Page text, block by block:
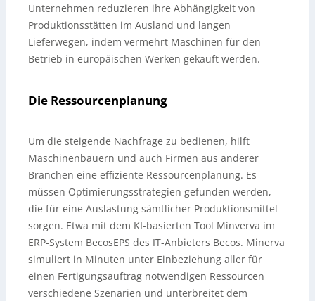
Unternehmen reduzieren ihre Abhängigkeit von
Produktionsstätten im Ausland und langen
Lieferwegen, indem vermehrt Maschinen für den
Betrieb in europäischen Werken gekauft werden.
Die Ressourcenplanung
Um die steigende Nachfrage zu bedienen, hilft
Maschinenbauern und auch Firmen aus anderer
Branchen eine effiziente Ressourcenplanung. Es
müssen Optimierungsstrategien gefunden werden,
die für eine Auslastung sämtlicher Produktionsmittel
sorgen. Etwa mit dem KI-basierten Tool Minverva im
ERP-System BecosEPS des IT-Anbieters Becos. Minerva
simuliert in Minuten unter Einbeziehung aller für
einen Fertigungsauftrag notwendigen Ressourcen
verschiedene Szenarien und unterbreitet dem